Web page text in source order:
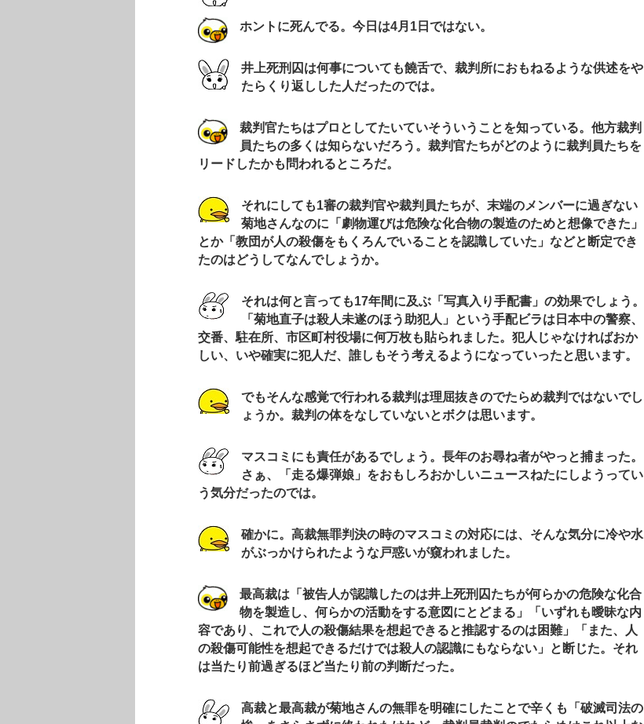
ホントに死んでる。今日は4月1日ではない。
井上死刑囚は何事についても饒舌で、裁判所におもねるような供述をや
たらくり返しした人だったのでは。
裁判官たちはプロとしてたいていそういうことを知っている。他方裁判
員たちの多くは知らないだろう。裁判官たちがどのように裁判員たちを
リードしたかも問われるところだ。
それにしても1審の裁判官や裁判員たちが、末端のメンバーに過ぎない
菊地さんなのに「劇物運びは危険な化合物の製造のためと想像できた」
とか「教団が人の殺傷をもくろんでいることを認識していた」などと断定でき
たのはどうしてなんでしょうか。
それは何と言っても17年間に及ぶ「写真入り手配書」の効果でしょう。
「菊地直子は殺人未遂のほう助犯人」という手配ビラは日本中の警察、
交番、駐在所、市区町村役場に何万枚も貼られました。犯人じゃなければおか
しい、いや確実に犯人だ、誰しもそう考えるようになっていったと思います。
でもそんな感覚で行われる裁判は理屈抜きのでたらめ裁判ではないでし
ょうか。裁判の体をなしていないとボクは思います。
マスコミにも責任があるでしょう。長年のお尋ね者がやっと捕まった。
さぁ、「走る爆弾娘」をおもしろおかしいニュースねたにしようってい
う気分だったのでは。
確かに。高裁無罪判決の時のマスコミの対応には、そんな気分に冷や水
がぶっかけられたような戸惑いが窺われました。
最高裁は「被告人が認識したのは井上死刑囚たちが何らかの危険な化合
物を製造し、何らかの活動をする意図にとどまる」「いずれも曖昧な内
容であり、これで人の殺傷結果を想起できると推認するのは困難」「また、人
の殺傷可能性を想起できるだけでは殺人の認識にもならない」と断じた。それ
は当たり前過ぎるほど当たり前の判断だった。
高裁と最高裁が菊地さんの無罪を明確にしたことで辛くも「破滅司法の